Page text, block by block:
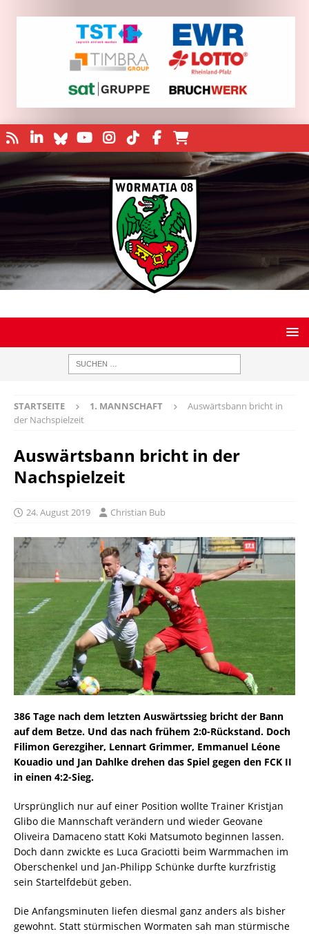
STARTSEITE 1. MANNSCHAFT
Auswärtsbann bricht in
der Nachspielzeit
Auswärtsbann bricht in der
Nachspielzeit
24. August 2019 Christian Bub
386 Tage nach dem letzten Auswärtssieg bricht der Bann
auf dem Betze. Und das nach frühem 2:0-Rückstand. Doch
Filimon Gerezgiher, Lennart Grimmer, Emmanuel Léone
Kouadio und Jan Dahlke drehen das Spiel gegen den FCK II
in einen 4:2-Sieg.
Ursprünglich nur auf einer Position wollte Trainer Kristjan
Glibo die Mannschaft verändern und wieder Geovane
Oliveira Damaceno statt Koki Matsumoto beginnen lassen.
Doch dann zwickte es Luca Graciotti beim Warmmachen im
Oberschenkel und Jan-Philipp Schünke durfte kurzfristig
sein Startelfdebüt geben.
Die Anfangsminuten liefen diesmal ganz anders als bisher
gewohnt. Statt stürmischen Wormaten sah man stürmische